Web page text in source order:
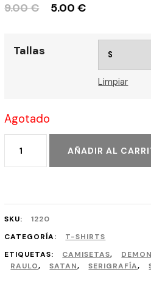
9.00€ 5.00€
Tallas
Limpiar
Agotado
Inmundus
AÑADIR AL
SKU:
1220
CATEGORÍA:
T-SHIRTS
ETIQUETAS:
CAMISETAS,
RAULO, SATAN, SERIGRAFÍA,